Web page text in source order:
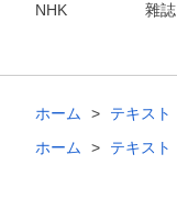
NHK
雜誌
ホーム テキスト
ホーム
テキスト